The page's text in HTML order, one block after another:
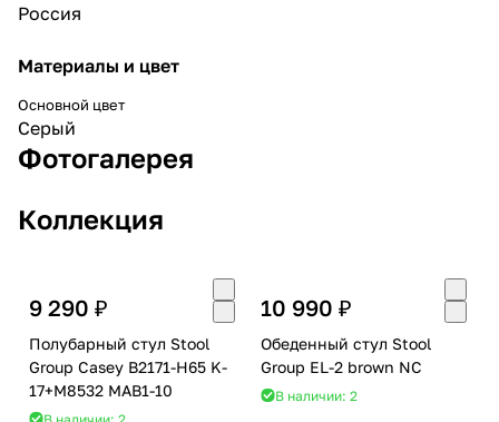
Россия
Материалы и цвет
Основной цвет
Серый
Фотогалерея
Коллекция
9 290 ₽
Полубарный стул Stool
Group Casey B2171-H65 K-
17+M8532 MAB1-10
10 990 ₽
Обеденный стул Stool
Group EL-2 brown NC
В наличии: 2